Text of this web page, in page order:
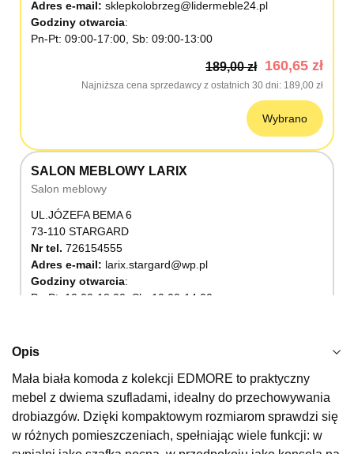
Adres e-mail: sklepkolobrzeg@lidermeble24.pl
Godziny otwarcia
Pn-Pt: 09:00-17:00, Sb: 09:00-13:00
189,00 zł 160,65 zł
Najniższa cena sprzedawcy z ostatnich 30 dni 189,00 zł
Wybrano
SALON MEBLOWY LARIX
Salon meblowy
UL.JÓZEFA BEMA 6
73-110 STARGARD
Nr tel. 726154555
Adres e-mail: larix.stargard@wp.pl
Godziny otwarcia
Pn-Pt: 10:00-18:00, Sb: 10:00-14:00
Wybierz
SALON MEBLOWY KUBUŚ
Salon meblowy
Opis
Mała biała komoda z kolekcji EDMORE to praktyczny
mebel z dwiema szufladami, idealny do przechowywania
drobiazgów. Dzięki kompaktowym rozmiarom sprawdzi się
w różnych pomieszczeniach, spełniając wiele funkcji: w